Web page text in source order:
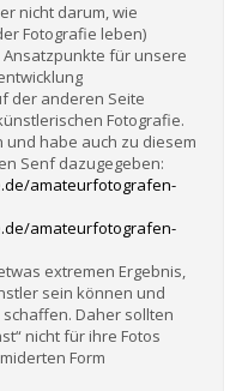
nicht darum, wie
Fotografie leben)
für unsere
der anderen Seite
Fotografie.
und habe auch zu diesem
Senf dazugegeben:
amateurfotografen-
amateurfotografen-
extremen Ergebnis,
sein können und
Daher sollten
nicht für ihre Fotos
Form